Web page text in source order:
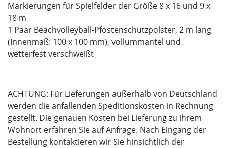
Markierungen für Spielfelder der Größe 8 x 16 und 9 x
18 m
1 Paar Beachvolleyball-Pfostenschutzpolster, 2 m lang
(Innenmaß: 100 x 100 mm), vollummantel und
wetterfest verschweißt
ACHTUNG: Für Lieferungen außerhalb von Deutschland
werden die anfallenden Speditionskosten in Rechnung
gestellt. Die genauen Kosten bei Lieferung zu ihrem
Wohnort erfahren Sie auf Anfrage. Nach Eingang der
Bestellung kontaktieren wir Sie hinsichtlich der